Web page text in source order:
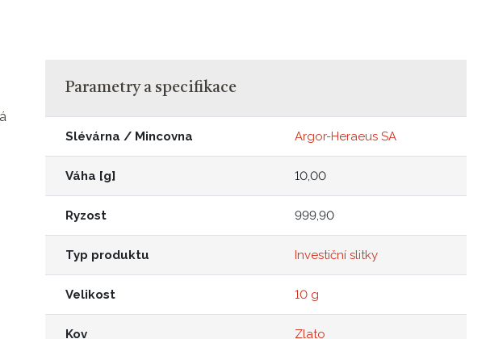
Parametry a specifikace
Slévárna / Mincovna Argor-Heraeus SA
Váha [g] 10,00
Ryzost 999,90
Typ produktu Investiční slitky
Velikost 10 g
Kov Zlato